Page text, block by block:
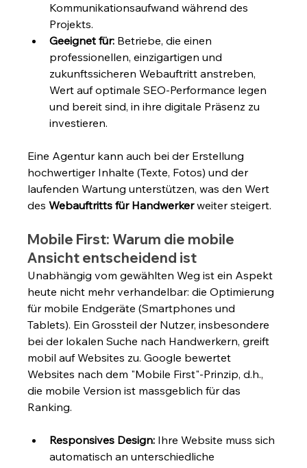
Kommunikationsaufwand während des
Projekts.
Geeignet für: Betriebe, die einen
professionellen, einzigartigen und
zukunftssicheren Webauftritt anstreben,
Wert auf optimale SEO-Performance legen
und bereit sind, in ihre digitale Präsenz zu
investieren.
Eine Agentur kann auch bei der Erstellung
hochwertiger Inhalte (Texte, Fotos) und der
laufenden Wartung unterstützen, was den Wert
des Webauftritts für Handwerker weiter steigert.
Mobile First: Warum die mobile
Ansicht entscheidend ist
Unabhängig vom gewählten Weg ist ein Aspekt
heute nicht mehr verhandelbar: die Optimierung
für mobile Endgeräte (Smartphones und
Tablets). Ein Grossteil der Nutzer, insbesondere
bei der lokalen Suche nach Handwerkern, greift
mobil auf Websites zu. Google bewertet
Websites nach dem "Mobile First"-Prinzip, d.h.,
die mobile Version ist massgeblich für das
Ranking.
Responsives Design: Ihre Website muss sich
automatisch an unterschiedliche